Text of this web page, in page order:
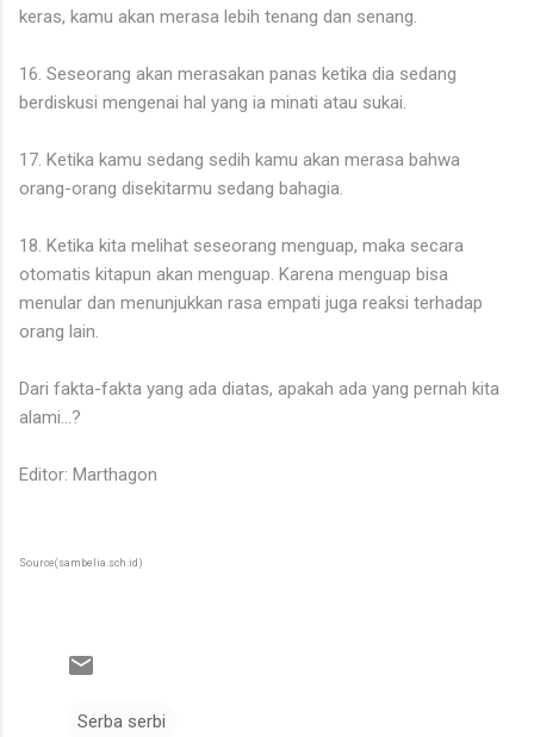
keras, kamu akan merasa lebih tenang dan senang.
16. Seseorang akan merasakan panas ketika dia sedang
berdiskusi mengenai hal yang ia minati atau sukai.
17. Ketika kamu sedang sedih kamu akan merasa bahwa
orang-orang disekitarmu sedang bahagia.
18. Ketika kita melihat seseorang menguap, maka secara
otomatis kitapun akan menguap. Karena menguap bisa
menular dan menunjukkan rasa empati juga reaksi terhadap
orang lain.
Dari fakta-fakta yang ada diatas, apakah ada yang pernah kita
alami...?
Editor: Marthagon
Source(sambelia.sch.id)
Serba serbi